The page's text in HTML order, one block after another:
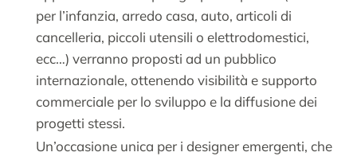
per l’infanzia, arredo casa, auto, articoli di
cancelleria, piccoli utensili o elettrodomestici,
ecc…) verranno proposti ad un pubblico
internazionale, ottenendo visibilità e supporto
commerciale per lo sviluppo e la diffusione dei
progetti stessi.
Un’occasione unica per i designer emergenti, che